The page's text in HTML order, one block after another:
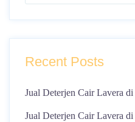
Recent Posts
Jual Deterjen Cair Lavera di
Jual Deterjen Cair Lavera